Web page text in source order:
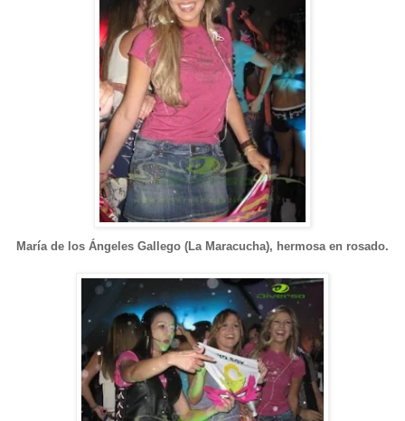
María de los Ángeles Gallego (La Maracucha), hermosa en rosado.